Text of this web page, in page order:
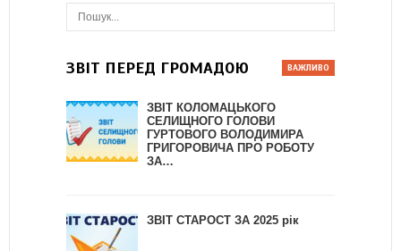
ЗВІТ ПЕРЕД ГРОМАДОЮ
ЗВІТ КОЛОМАЦЬКОГО
СЕЛИЩНОГО ГОЛОВИ
ГУРТОВОГО ВОЛОДИМИРА
ГРИГОРОВИЧА ПРО РОБОТУ
ЗА…
ЗВІТ СТАРОСТ ЗА 2025 рік